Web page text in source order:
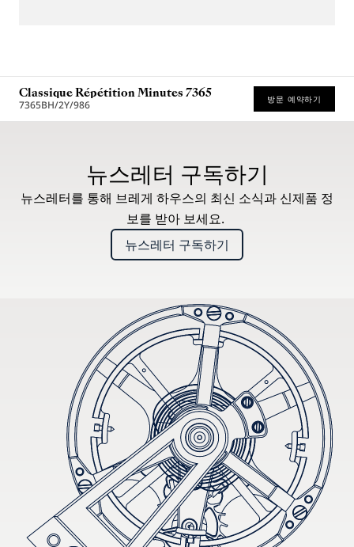
Classique Répétition Minutes 7365
7365BH/2Y/986 방문 예약하기
뉴스레터 구독하기
뉴스레터를 통해 브레게 하우스의 최신 소식과 신제품 정
보를 받아 보세요.
뉴스레터 구독하기